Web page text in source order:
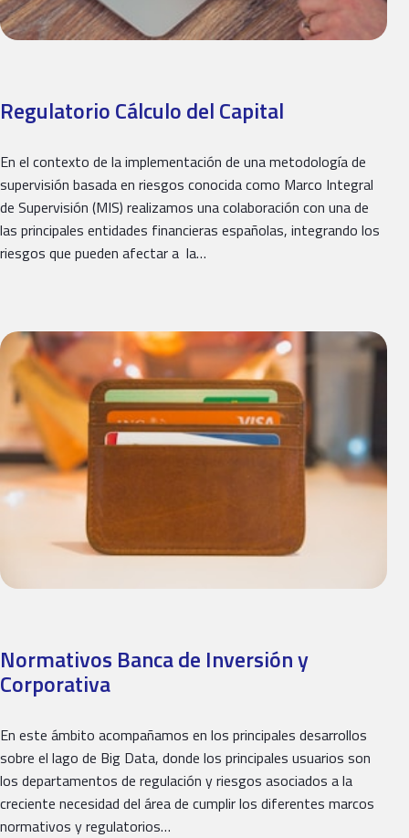
Regulatorio Cálculo del Capital
En el contexto de la implementación de una metodología de
supervisión basada en riesgos conocida como Marco Integral
de Supervisión (MIS) realizamos una colaboración con una de
las principales entidades financieras españolas, integrando los
riesgos que pueden afectar a la…
Normativos Banca de Inversión y
Corporativa
En este ámbito acompañamos en los principales desarrollos
sobre el lago de Big Data, donde los principales usuarios son
los departamentos de regulación y riesgos asociados a la
creciente necesidad del área de cumplir los diferentes marcos
normativos y regulatorios…